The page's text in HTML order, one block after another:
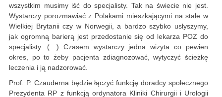
wszystkim musimy iść do specjalisty. Tak na świecie nie jest.
Wystarczy porozmawiać z Polakami mieszkającymi na stałe w
Wielkiej Brytanii czy w Norwegii, a bardzo szybko usłyszymy,
jak ogromną barierą jest przedostanie się od lekarza POZ do
specjalisty. (…) Czasem wystarczy jedna wizyta co pewien
okres, po to żeby pacjenta zdiagnozować, wytyczyć ścieżkę
leczenia i ją nadzorować.
Prof. P. Czauderna będzie łączyć funkcję doradcy społecznego
Prezydenta RP z funkcją ordynatora Kliniki Chirurgii i Urologii